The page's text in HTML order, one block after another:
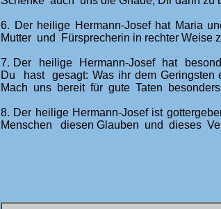
6. Der heilige Hermann-Josef hat
Mutter und Fürsprecherin in rechter Weise
7. Der heilige Hermann-Josef hat
Du hast gesagt: Was ihr dem
Mach uns bereit für gute Taten
8. Der heilige Hermann-Josef ist
Menschen diesen Glauben und dieses